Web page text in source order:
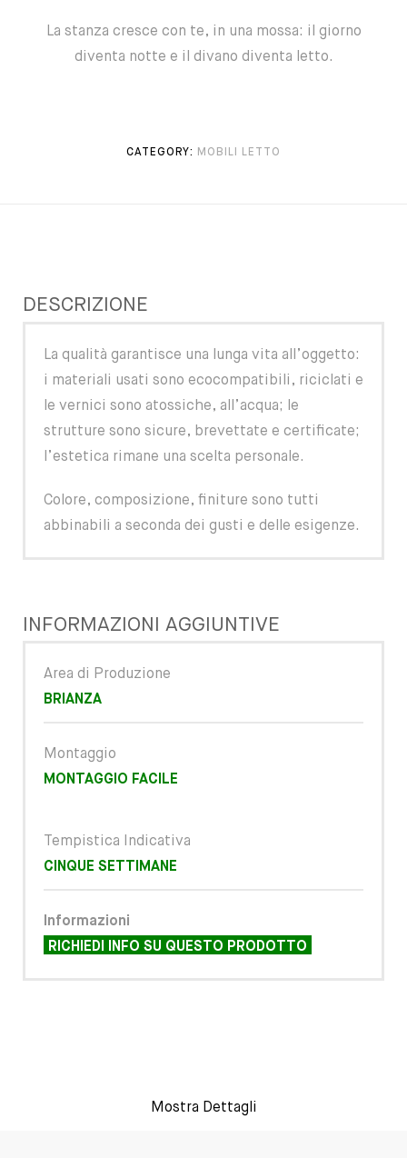
La stanza cresce con te, in una mossa: il giorno
diventa notte e il divano diventa letto.
CATEGORY: MOBILI LETTO
DESCRIZIONE
La qualità garantisce una lunga vita all’oggetto:
i materiali usati sono ecocompatibili, riciclati e
le vernici sono atossiche, all’acqua; le
strutture sono sicure, brevettate e certificate;
l’estetica rimane una scelta personale.
Colore, composizione, finiture sono tutti
abbinabili a seconda dei gusti e delle esigenze.
INFORMAZIONI AGGIUNTIVE
Area di Produzione
BRIANZA
Montaggio
MONTAGGIO FACILE
Tempistica Indicativa
CINQUE SETTIMANE
Informazioni
RICHIEDI INFO SU QUESTO PRODOTTO
Mostra Dettagli